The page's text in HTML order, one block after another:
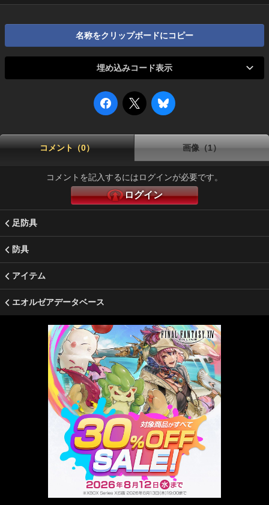
名称をクリップボードにコピー
埋め込みコード表示
コメント（0） 画像（1）
コメントを記入するにはログインが必要です。
ログイン
足防具
防具
アイテム
エオルゼアデータベース